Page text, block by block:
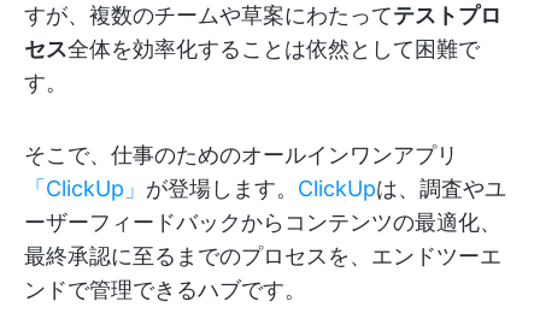
すが、複数のチームや草案にわたってテストプロ
セス全体を効率化することは依然として困難で
す。
そこで、仕事のためのオールインワンアプリ
「ClickUp」 が登場します。 ClickUpは、調査やユ
ーザーフィードバックからコンテンツの最適化、
最終承認に至るまでのプロセスを、エンドツーエ
ンドで管理できるハブです。